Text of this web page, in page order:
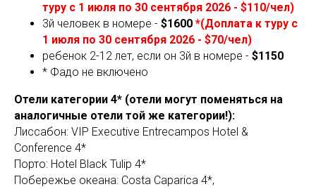
туру с 1 июля по 30 сентября 2026 - $110/чел)
3й человек в номере - $1600 *(Доплата к туру с
1 июля по 30 сентября 2026 - $70/чел)
ребенок 2-12 лет, если он 3й в номере - $1150
* Фадо не включено
Отели категории 4* (отели могут поменяться на
аналогичные отели той же категории!):
Лиссабон: VIP Executive Entrecampos Hotel &
Conference 4*
Порто: Hotel Black Tulip 4*
Побережье океана: Costa Caparica 4*,